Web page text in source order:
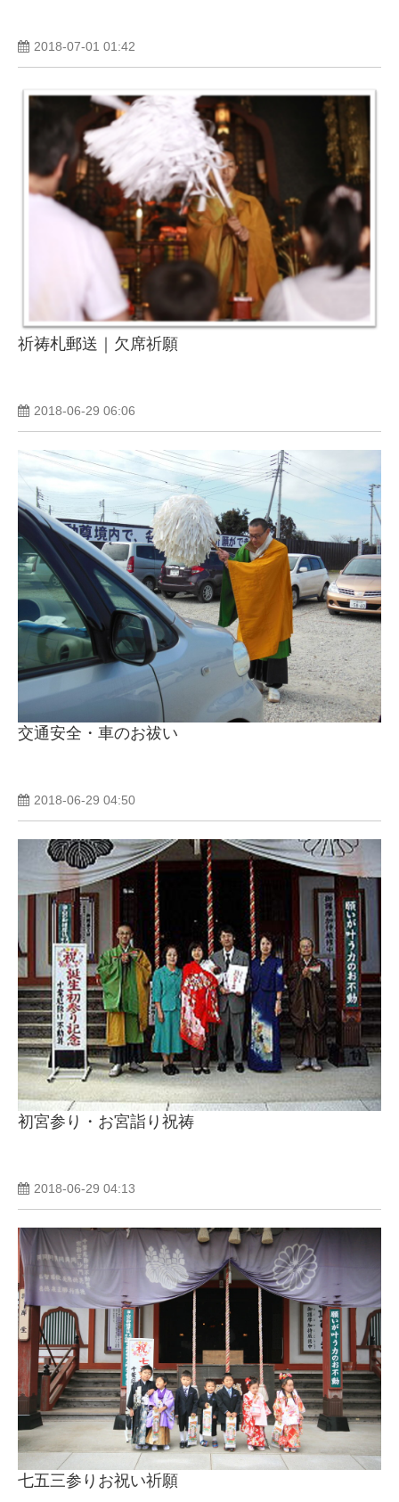
2018-07-01 01:42
祈祷札郵送｜欠席祈願
2018-06-29 06:06
交通安全・車のお祓い
2018-06-29 04:50
初宮参り・お宮詣り祝祷
2018-06-29 04:13
七五三参りお祝い祈願